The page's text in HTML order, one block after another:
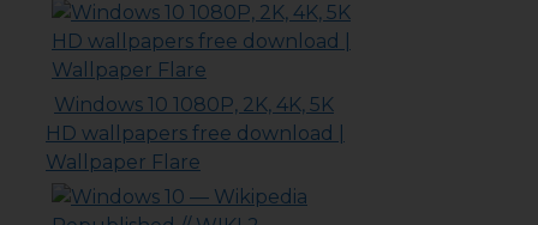
Windows 10 1080P, 2K, 4K, 5K
HD wallpapers free download |
Wallpaper Flare